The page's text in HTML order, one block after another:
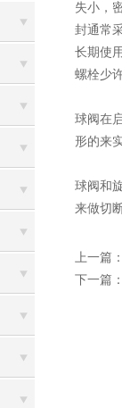
失小，
封通常
长期使
螺栓少
球阀在
形的来
球阀和
来做切
上一篇
下一篇